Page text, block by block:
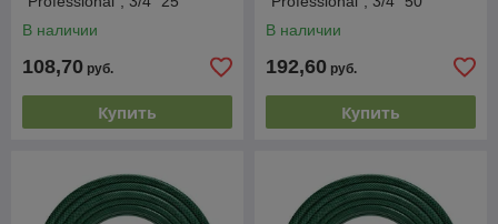
В наличии
108,70 руб.
Купить
В наличии
192,60 руб.
Купить